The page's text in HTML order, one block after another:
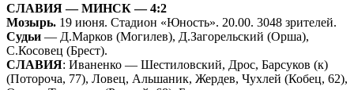
СЛАВИЯ — МИНСК — 4:2
Мозырь. 19 июня. Стадион «Юность». 20.00. 3048 зрителей.
Судьи — Д.Марков (Могилев), Д.Загорельский (Орша),
С.Косовец (Брест).
СЛАВИЯ: Иваненко — Шестиловский, Дрос, Барсуков (к)
(Потороча, 77), Ловец, Альшаник, Жердев, Чухлей (Кобец, 62),